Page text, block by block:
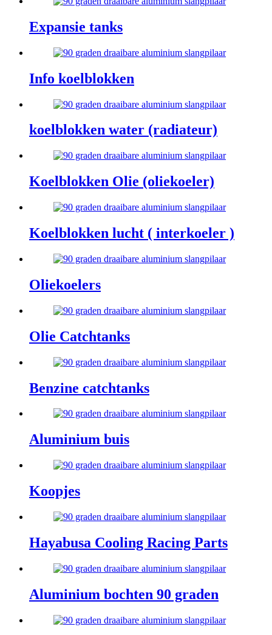
Expansie tanks
Info koelblokken
koelblokken water (radiateur)
Koelblokken Olie (oliekoeler)
Koelblokken lucht ( interkoeler )
Oliekoelers
Olie Catchtanks
Benzine catchtanks
Aluminium buis
Koopjes
Hayabusa Cooling Racing Parts
Aluminium bochten 90 graden